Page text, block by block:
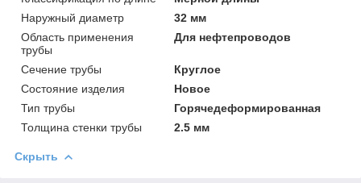
Наружный диаметр
32 мм
Область применения
трубы
Для нефтепроводов
Сечение трубы
Круглое
Состояние изделия
Новое
Тип трубы
Горячедеформированная
Толщина стенки трубы
2.5 мм
Скрыть